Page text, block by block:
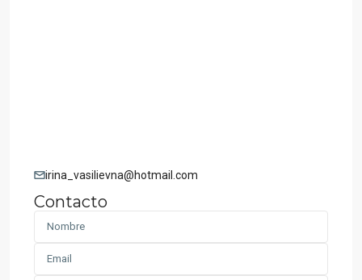
irina_vasilievna@hotmail.com
Contacto